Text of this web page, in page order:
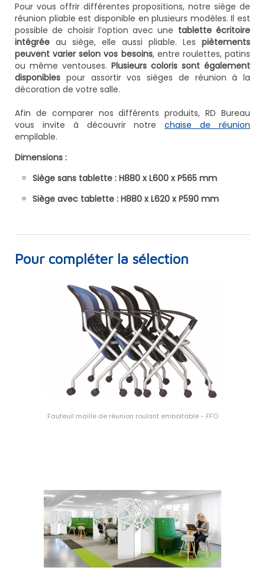
Pour vous offrir différentes propositions, notre siège de
réunion pliable est disponible en plusieurs modèles. Il est
possible de choisir l’option avec une tablette écritoire
intégrée au siège, elle aussi pliable. Les piètements
peuvent varier selon vos besoins, entre roulettes, patins
ou même ventouses. Plusieurs coloris sont également
disponibles pour assortir vos sièges de réunion à la
décoration de votre salle.
Afin de comparer nos différents produits, RD Bureau
vous invite à découvrir notrechaise de réunion
empilable.
Dimensions :
Siège sans tablette : H880 x L600 x P565 mm
Siège avec tablette : H880 x L620 x P590 mm
Pour compléter la sélection
Fauteuil maille de réunion roulant emboitable - FFO